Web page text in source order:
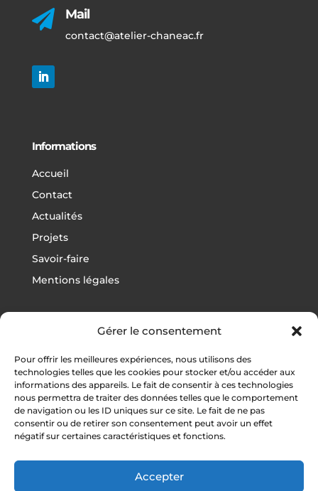
Gérer le consentement
Pour offrir les meilleures expériences, nous utilisons des
technologies telles que les cookies pour stocker et/ou accéder aux
informations des appareils. Le fait de consentir à ces technologies
nous permettra de traiter des données telles que le comportement
de navigation ou les ID uniques sur ce site. Le fait de ne pas
consentir ou de retirer son consentement peut avoir un effet
négatif sur certaines caractéristiques et fonctions.
Accepter
 Mail
contact@atelier-chaneac.fr
Informations
Accueil
Contact
Actualités
Projets
Savoir-faire
Mentions légales
Football
Rugby
Athlétisme
Autres sports